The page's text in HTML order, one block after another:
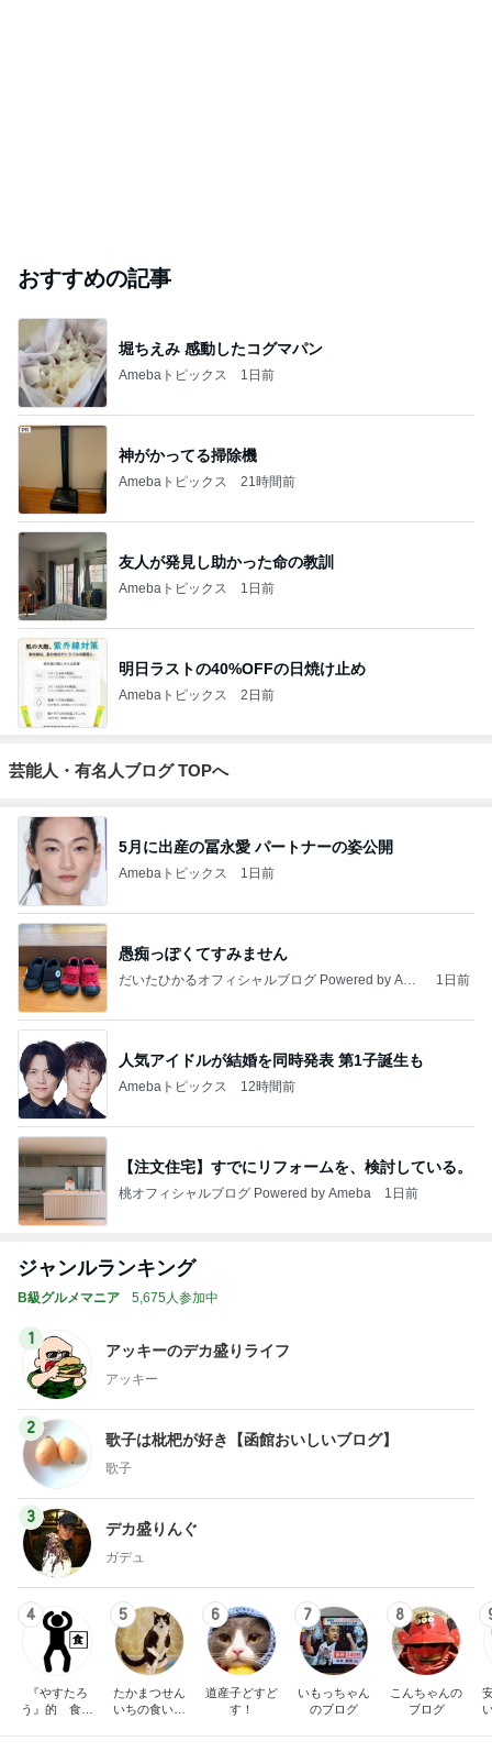
おすすめの記事
堀ちえみ 感動したコグマパン
Amebaトピックス 1日前
神がかってる掃除機
Amebaトピックス 21時間前
友人が発見し助かった命の教訓
Amebaトピックス 1日前
明日ラストの40%OFFの日焼け止め
Amebaトピックス 2日前
芸能人・有名人ブログ TOPへ
5月に出産の冨永愛 パートナーの姿公開
Amebaトピックス 1日前
愚痴っぽくてすみません
だいたひかるオフィシャルブログ Powered by Ame
1日前
人気アイドルが結婚を同時発表 第1子誕生も
Amebaトピックス 12時間前
【注文住宅】すでにリフォームを、検討している。
桃オフィシャルブログ Powered by Ameba 1日前
ジャンルランキング
B級グルメマニア 5,675人参加中
1
アッキーのデカ盛りライフ
アッキー
2
歌子は枇杷が好き【函館おいしいブログ】
歌子
3
デカ盛りんぐ
ガデュ
4
『やすたろ
う』的 食の
5
たかまつせん
いちの食い散
6
道産子どすど
す！
7
いもっちゃん
のブログ
8
こんちゃんの
ブログ